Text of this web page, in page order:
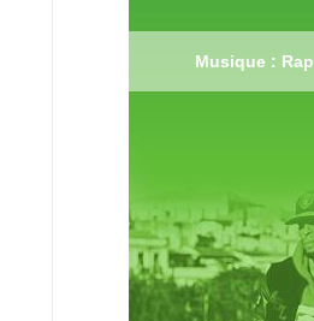
Musique : Rap